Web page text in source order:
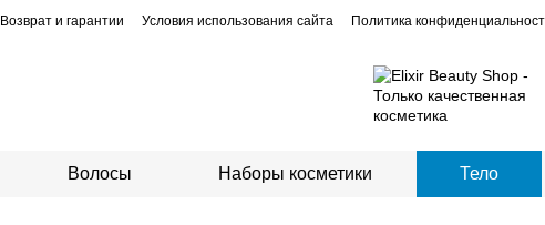
Возврат и гарантии Условия использования сайта Политика
Волосы Наборы косметики Тело